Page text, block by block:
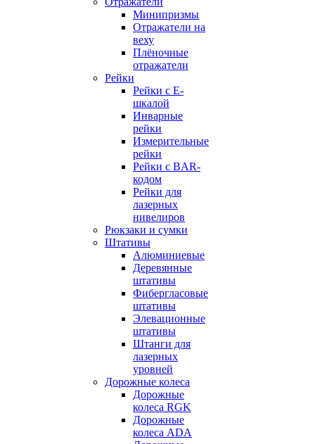
Минипризмы
Отражатели на
веху
Плёночные
отражатели
Рейки
Рейки с E-
шкалой
Инварные
рейки
Измерительные
рейки
Рейки с BAR-
кодом
Рейки для
лазерных
нивелиров
Рюкзаки и сумки
Штативы
Алюминиевые
Деревянные
штативы
Фибергласовые
штативы
Элевационные
штативы
Штанги для
лазерных
уровней
Дорожные колеса
Дорожные
колеса RGK
Дорожные
колеса ADA